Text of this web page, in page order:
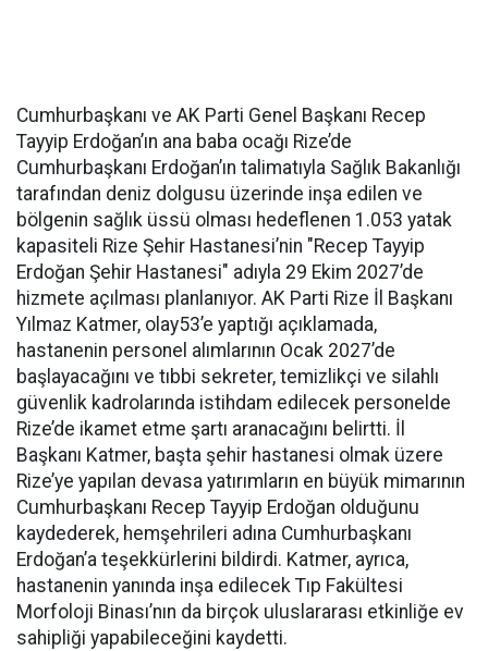
Cumhurbaşkanı ve AK Parti Genel Başkanı Recep
Tayyip Erdoğan’ın ana baba ocağı Rize’de
Cumhurbaşkanı Erdoğan’ın talimatıyla Sağlık Bakanlığı
tarafından deniz dolgusu üzerinde inşa edilen ve
bölgenin sağlık üssü olması hedeflenen 1.053 yatak
kapasiteli Rize Şehir Hastanesi’nin "Recep Tayyip
Erdoğan Şehir Hastanesi" adıyla 29 Ekim 2027’de
hizmete açılması planlanıyor. AK Parti Rize İl Başkanı
Yılmaz Katmer, olay53’e yaptığı açıklamada,
hastanenin personel alımlarının Ocak 2027’de
başlayacağını ve tıbbi sekreter, temizlikçi ve silahlı
güvenlik kadrolarında istihdam edilecek personelde
Rize’de ikamet etme şartı aranacağını belirtti. İl
Başkanı Katmer, başta şehir hastanesi olmak üzere
Rize’ye yapılan devasa yatırımların en büyük mimarının
Cumhurbaşkanı Recep Tayyip Erdoğan olduğunu
kaydederek, hemşehrileri adına Cumhurbaşkanı
Erdoğan’a teşekkürlerini bildirdi. Katmer, ayrıca,
hastanenin yanında inşa edilecek Tıp Fakültesi
Morfoloji Binası’nın da birçok uluslararası etkinliğe ev
sahipliği yapabileceğini kaydetti.